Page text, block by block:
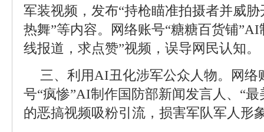
军装视频，发布“持枪瞄准拍摄者并威
热舞”等内容。网络账号“糖糖百货铺
线报道，求点赞”视频，误导网民认知。
三、利用AI丑化涉军公众人物。网络
号“疯惨”AI制作国防部新闻发言人、“
的恶搞视频吸粉引流，损害军队军人形